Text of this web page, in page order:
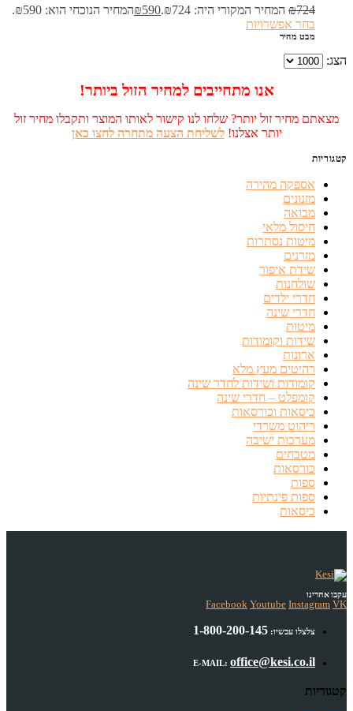
₪724 המחיר המקורי היה: ₪724. ₪590
המחיר הנוכחי הוא: ₪590.
בחר אפשרויות
מבט מהיר
הצג:
אנו מתחייבים למחיר הזול ביותר!
מצאתם מחיר זול יותר? שלחו לנו קישור לאותו המוצר ותקבלו מחיר זול
יותר אצלנו!לשליחת הצעה מתחרה לחצו כאן
קטגוריות
אספקה מהירה
מזנונים
מבואה
חיסול מלאי
מיטות נסתרות
מזרנים
שידת איפור
שולחנות
חדרי ילדים
חדרי שינה
מיטות
שידות וקומודות
ארונות
רהיטים מעץ מלא
קומודות ושידות לחדר שינה
קומפלט – חדרי שינה
כיסאות וכורסאות
ריהוט משרדי
מערכות ישיבה
מטבחים
כורסאות
ספות
ספות פינתיות
כיסאות
עקבו אחרינו
Facebook Youtube Instagram VK
צלצלו עכשיו: 1-800-200-145
E-MAIL: office@kesi.co.il
קטגוריות